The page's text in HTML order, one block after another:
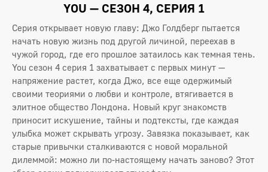
YOU — СЕЗОН 4, СЕРИЯ 1
Серия открывает новую главу: Джо Голдберг пытается
начать новую жизнь под другой личиной, переехав в
чужой город, где его прошлое затаилось как темная тень.
You сезон 4 серия 1 захватывает с первых минут —
напряжение растет, когда Джо, все еще одержимый
своими теориями о любви и контроле, втягивается в
элитное общество Лондона. Новый круг знакомств
приносит искушение, тайны и подтексты, где каждая
улыбка может скрывать угрозу. Завязка показывает, как
старые привычки сталкиваются с новой моральной
дилеммой: можно ли по-настоящему начать заново? Этот